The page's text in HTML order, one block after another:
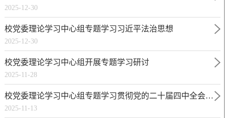
2025-12-30
校党委理论学习中心组专题学习习近平法治思想
2025-12-30
校党委理论学习中心组开展专题学习研讨
2025-11-28
校党委理论学习中心组专题学习贯彻党的二十届四中全会精
神
2025-11-13